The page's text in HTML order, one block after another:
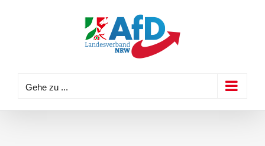
Gehe zu ...